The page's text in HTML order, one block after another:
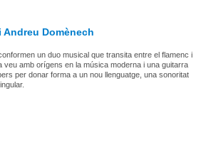
Domènech
un duo musical que transita entre el flamenc i
veu amb orígens en la música moderna i una guitarra
per donar forma a un nou llenguatge, una sonoritat